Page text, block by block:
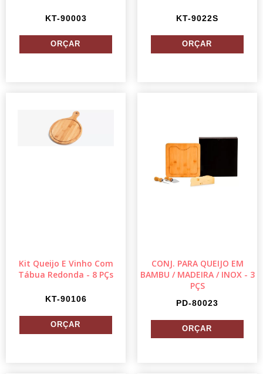
KT-90003 KT-9022S
Kit Queijo E Vinho Com
Tábua Redonda - 8 PÇs
KT-90106
CONJ. PARA QUEIJO EM
BAMBU / MADEIRA / INOX - 3
PÇS
PD-80023